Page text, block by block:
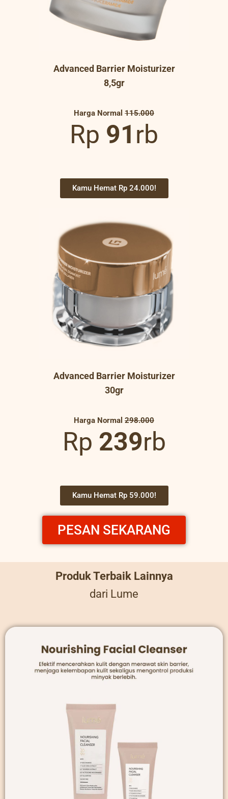
Advanced Barrier Moisturizer
8,5gr
Harga Normal 115.000
Rp 91 rb
Kamu Hemat Rp 24.000!
Advanced Barrier Moisturizer
30gr
Harga Normal 298.000
Rp 239rb
Kamu Hemat Rp 59.000!
PESAN SEKARANG
Produk Terbaik Lainnya
dari Lume